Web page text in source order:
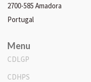
2700-585 Amadora
Portugal
Menu
CDLGP
CDHPS